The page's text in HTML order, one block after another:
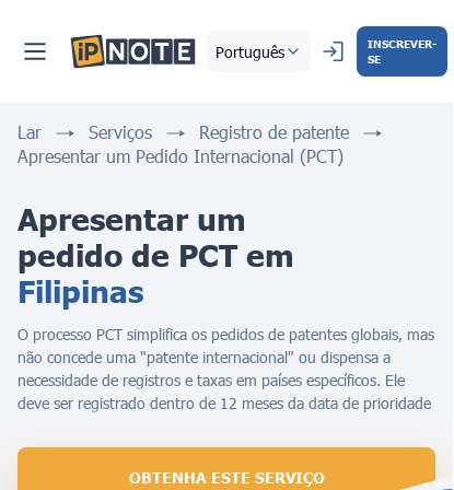
Português
INSCREVER-
SE
Lar Serviços
Registro de patente
Apresentar um Pedido Internacional (PCT)
Apresentar um
pedido de РСТ em
Filipinas
O processo PCT simplifica os pedidos de patentes globais, mas
não concede uma "patente internacional" ou dispensa a
necessidade de registros e taxas em países específicos. Ele
deve ser registrado dentro de 12 meses da data de prioridade
OBTENHA ESTE SERVIÇO